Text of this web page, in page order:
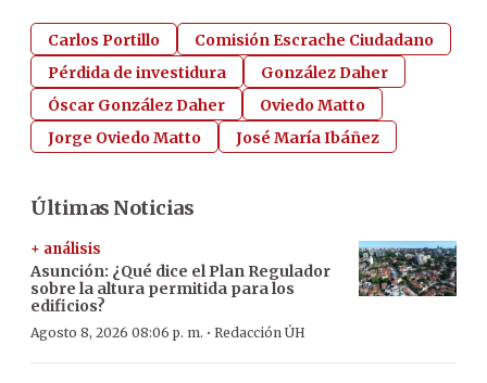
Carlos Portillo
Comisión Escrache Ciudadano
Pérdida de investidura
González Daher
Óscar González Daher
Oviedo Matto
Jorge Oviedo Matto
José María Ibáñez
Últimas Noticias
+ análisis
Asunción: ¿Qué dice el Plan Regulador
sobre la altura permitida para los
edificios?
Agosto 8, 2026 08:06 p. m. · Redacción ÚH